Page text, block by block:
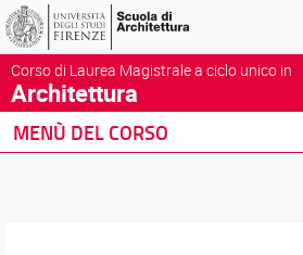
Corso di Laurea Magistrale a ciclo unico in
Architettura
MENÙ DEL CORSO